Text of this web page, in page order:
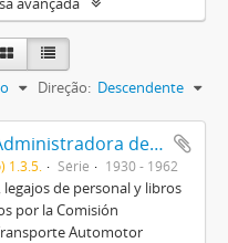
Direção: Descendente
Serie Comisión Administradora del Transporte Automotor (C.A.T.A.)
1.3.5. Série 1930 - 1962
de personal y libros
por la Comisión
Automotor